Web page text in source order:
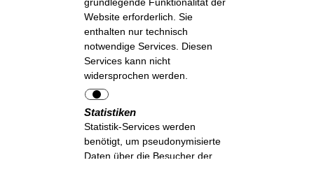
grundlegende Funktionalität der
Website erforderlich. Sie
enthalten nur technisch
notwendige Services. Diesen
Services kann nicht
widersprochen werden.
Statistiken
Statistik-Services werden
benötigt, um pseudonymisierte
Daten über die Besucher der